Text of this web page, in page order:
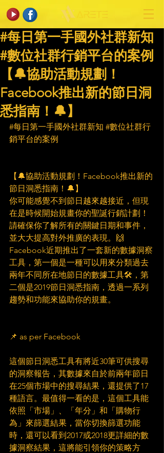
#每日第一手國外社群新知
#數位社群行銷平台的案例
【🔔協助活動規劃！
Facebook推出新的節日洞
悉指南！🔔】
#每日第一手國外社群新知 #數位社群行
銷平台的案例
【🔔協助活動規劃！Facebook推出新的
節日洞悉指南！🔔】
你可能感覺不到節日越來越接近，但現
在是時候開始規畫你的聖誕行銷計劃！
請確保你了解所有的關鍵日期和事件，
並大大提高對外推廣的表現。🙌
Facebook近期推出了一套新的數據洞察
工具，第一個是一種可以用來分類過去
兩年不同所在地節日的數據工具🛠，第
二個是2019節日洞悉指南，透過一系列
趨勢和功能來協助你的規畫。
📌 as per Facebook
這個節日洞悉工具有將近30筆可供搜尋
的洞察報告，其數據來自於前兩年節日
在25個市場中的搜尋結果，還提供了17
種語言。最值得一看的是，這個工具能
依照「市場」、「年分」和「購物行
為」來篩選結果，當你切換篩選功能
時，還可以看到2017或2018更詳細的數
據洞察結果，這將能引領你的策略方